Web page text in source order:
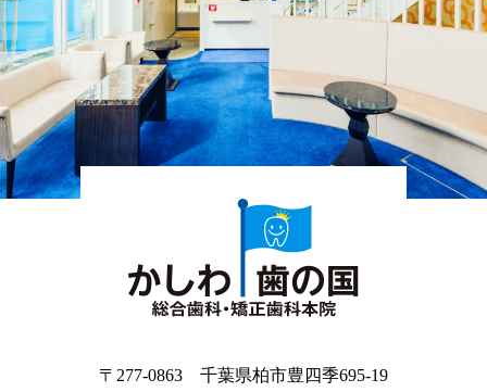
〒277-0863 千葉県柏市豊四季695-19